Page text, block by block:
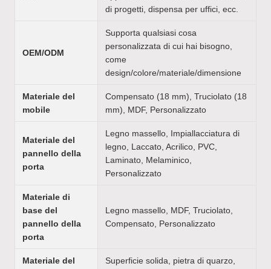
di progetti, dispensa per uffici, ecc.
OEM/ODM
Supporta qualsiasi cosa
personalizzata di cui hai bisogno,
come
design/colore/materiale/dimensione
Materiale del
mobile
Compensato (18 mm), Truciolato (18
mm), MDF, Personalizzato
Materiale del
pannello della
porta
Legno massello, Impiallacciatura di
legno, Laccato, Acrilico, PVC,
Laminato, Melaminico,
Personalizzato
Materiale di
base del
pannello della
porta
Legno massello, MDF, Truciolato,
Compensato, Personalizzato
Materiale del
Superficie solida, pietra di quarzo,